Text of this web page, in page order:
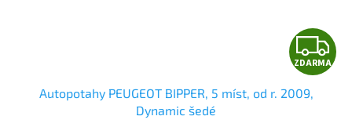
Z
D
ZDARMA
Autopotahy PEUGEOT BIPPER, 5 míst, od r. 2009,
Dynamic šedé